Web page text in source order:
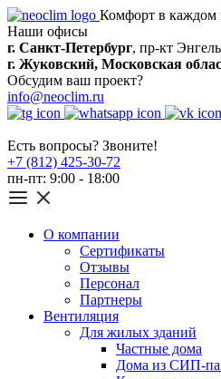
Комфорт в каждом
Наши офисы
г. Санкт-Петербург, пр-кт
г. Жуковский, Московская
Обсудим ваш проект?
info@neoclim.ru
Есть вопросы? Звоните!
+7 (812) 425-30-72
пн-пт: 9:00 - 18:00
О компании
Сертификаты
Отзывы
Персонал
Партнеры
Вентиляция
Для жилых зданий
Частные дома
Дома из СИП-